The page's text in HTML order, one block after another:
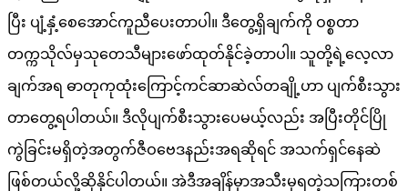
ပြီး ပျံ့နှံ့စေအောင်ကူညီပေးတာပါ။ ဒီတွေ့ရှိချက်ကို ဝစ္စတာ
တက္ကသိုလ်မှသုတေသီများဖော်ထုတ်နိုင်ခဲ့တာပါ။ သူတို့ရဲ့လေ့လာ
ချက်အရ ဓာတုကုထုံးကြောင့်ကင်ဆာဆဲလ်တချို့ဟာ ပျက်စီးသွား
တာတွေ့ရပါတယ်။ ဒီလိုပျက်စီးသွားပေမယ့်လည်း အပြီးတိုင်ပြို
ကွဲခြင်းမရှိတဲ့အတွက်ဇီဝဗေဒနည်းအရဆိုရင် အသက်ရှင်နေဆဲ
ဖြစ်တယ်လို့ဆိုနိုင်ပါတယ်။ အဲဒီအချိန်မှာအသီးမှရတဲ့သကြားတစ်